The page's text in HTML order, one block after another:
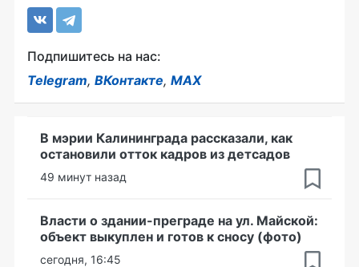
Подпишитесь на нас:
Telegram, ВКонтакте, MAX
В мэрии Калининграда рассказали, как
остановили отток кадров из детсадов
49 минут назад
Власти о здании-преграде на ул. Майской:
объект выкуплен и готов к сносу (фото)
сегодня, 16:45